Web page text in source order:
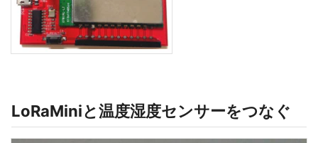
LoRaMiniと温度湿度センサーをつなぐ